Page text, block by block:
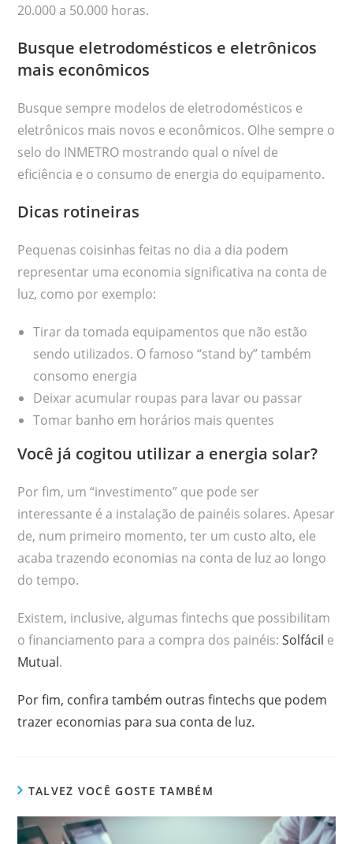
20.000 a 50.000 horas.
Busque eletrodomésticos e eletrônicos
mais econômicos
Busque sempre modelos de eletrodomésticos e
eletrônicos mais novos e econômicos. Olhe sempre o
selo do INMETRO mostrando qual o nível de
eficiência e o consumo de energia do equipamento.
Dicas rotineiras
Pequenas coisinhas feitas no dia a dia podem
representar uma economia significativa na conta de
luz, como por exemplo:
Tirar da tomada equipamentos que não estão
sendo utilizados. O famoso “stand by” também
consomo energia
Deixar acumular roupas para lavar ou passar
Tomar banho em horários mais quentes
Você já cogitou utilizar a energia solar?
Por fim, um “investimento” que pode ser
interessante é a instalação de painéis solares. Apesar
de, num primeiro momento, ter um custo alto, ele
acaba trazendo economias na conta de luz ao longo
do tempo.
Existem, inclusive, algumas fintechs que possibilitam
o financiamento para a compra dos painéis:Solfácil e
Mutual.
Por fim, confira também outras fintechs que podem
trazer economias para sua conta de luz.
TALVEZ VOCÊ GOSTE TAMBÉM